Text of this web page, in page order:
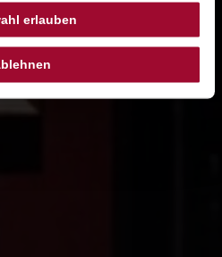
erlauben